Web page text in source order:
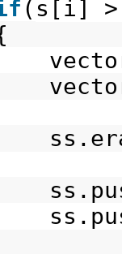
(s[i]